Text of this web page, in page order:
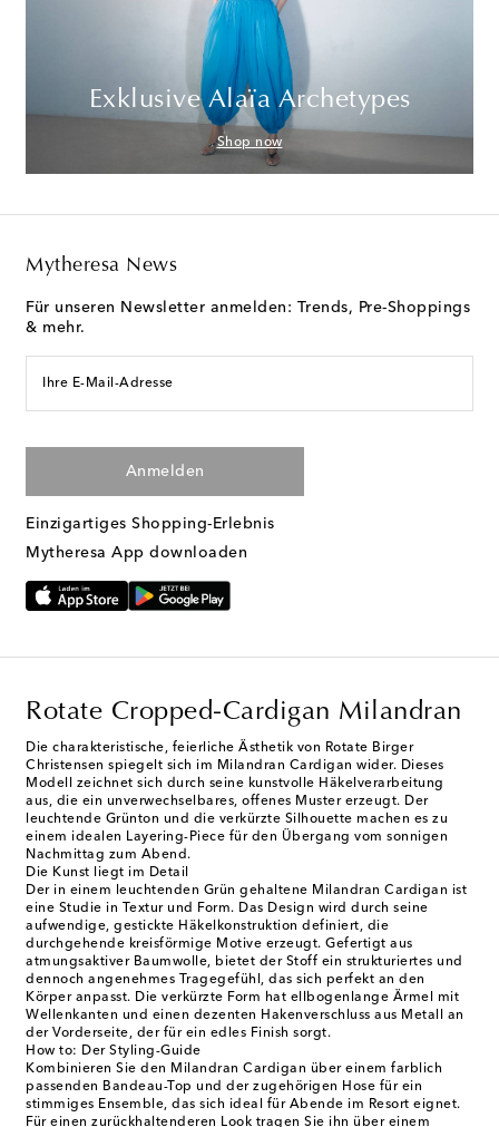
Exklusive Alaïa Archetypes
Shop now
Mytheresa News
Für unseren Newsletter anmelden: Trends, Pre-Shoppings
& mehr.
Ihre E-Mail-Adresse
Anmelden
Einzigartiges Shopping-Erlebnis
Mytheresa App downloaden
Rotate Cropped-Cardigan Milandran
Die charakteristische, feierliche Ästhetik von Rotate Birger
Christensen spiegelt sich im Milandran Cardigan wider. Dieses
Modell zeichnet sich durch seine kunstvolle Häkelverarbeitung
aus, die ein unverwechselbares, offenes Muster erzeugt. Der
leuchtende Grünton und die verkürzte Silhouette machen es zu
einem idealen Layering-Piece für den Übergang vom sonnigen
Nachmittag zum Abend.
Die Kunst liegt im Detail
Der in einem leuchtenden Grün gehaltene Milandran Cardigan ist
eine Studie in Textur und Form. Das Design wird durch seine
aufwendige, gestickte Häkelkonstruktion definiert, die
durchgehende kreisförmige Motive erzeugt. Gefertigt aus
atmungsaktiver Baumwolle, bietet der Stoff ein strukturiertes und
dennoch angenehmes Tragegefühl, das sich perfekt an den
Körper anpasst. Die verkürzte Form hat ellbogenlange Ärmel mit
Wellenkanten und einen dezenten Hakenverschluss aus Metall an
der Vorderseite, der für ein edles Finish sorgt.
How to: Der Styling-Guide
Kombinieren Sie den Milandran Cardigan über einem farblich
passenden Bandeau-Top und der zugehörigen Hose für ein
stimmiges Ensemble, das sich ideal für Abende im Resort eignet.
Für einen zurückhaltenderen Look tragen Sie ihn über einem